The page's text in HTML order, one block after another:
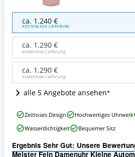
JUNGHANS
Meister
Fein
Damenuhr
Kleine
Automatic
Rosé
Angebote:
Wo
ist
Junghans-
Uhr
erhältlich?
ca. 1.240 €
KOSTENLOSE LIEFERUNG
ca. 1.290 €
kostenlose Lieferung
ca. 1.290 €
kostenlose Lieferung
alle 5 Angebote ansehen
Ergebnis Sehr Gut: Unsere
Meister Fein Damenuhr Kleine
JUNGHANS
Meister
Fein
Kleine
Zeitloses Design Hochwertiges Uhrwerk
Wasserdichtigkeit
Bequemer Sitz